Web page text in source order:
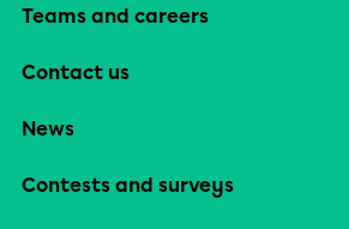
Teams and careers
Contact us
News
Contests and surveys